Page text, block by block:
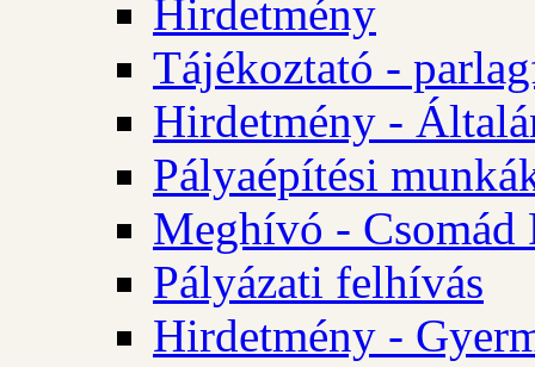
Hirdetmény
Tájékoztató -
Hirdetmény -
Pályaépítési
Meghívó - Csomád
Pályázati felhívás
Hirdetmény -